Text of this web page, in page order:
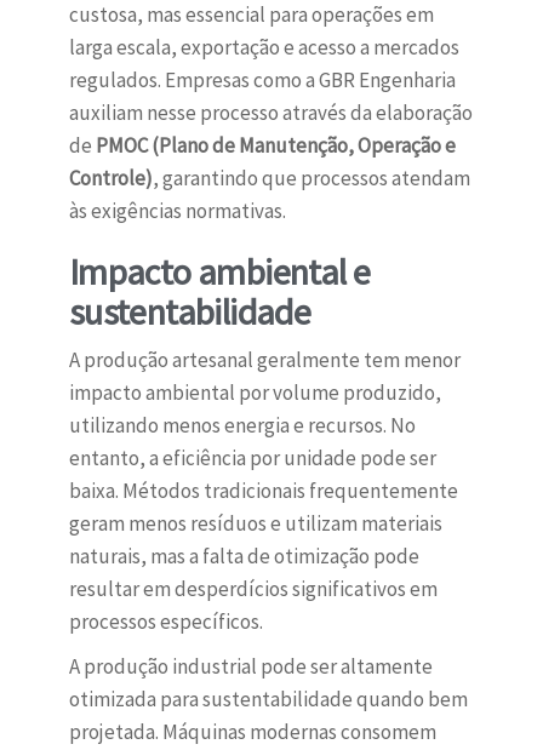
custosa, mas essencial para operações em
larga escala, exportação e acesso a mercados
regulados. Empresas como a GBR Engenharia
auxiliam nesse processo através da elaboração
de PMOC (Plano de Manutenção, Operação e
Controle), garantindo que processos atendam
às exigências normativas.
Impacto ambiental e
sustentabilidade
A produção artesanal geralmente tem menor
impacto ambiental por volume produzido,
utilizando menos energia e recursos. No
entanto, a eficiência por unidade pode ser
baixa. Métodos tradicionais frequentemente
geram menos resíduos e utilizam materiais
naturais, mas a falta de otimização pode
resultar em desperdícios significativos em
processos específicos.
A produção industrial pode ser altamente
otimizada para sustentabilidade quando bem
projetada. Máquinas modernas consomem